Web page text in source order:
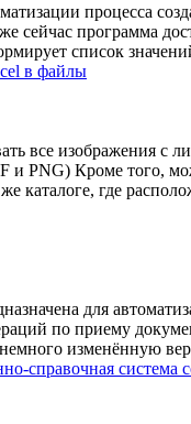
процесса
сейчас программа
список
в файлы
все изображения с
и PNG) Кроме того,
каталоге, где
для
по приему
немного изменённую
справочная система